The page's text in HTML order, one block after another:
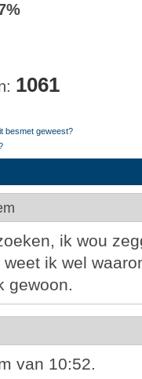
1061
besmet geweest?
ik wou
ik wel
gewoon.
van 10:52.